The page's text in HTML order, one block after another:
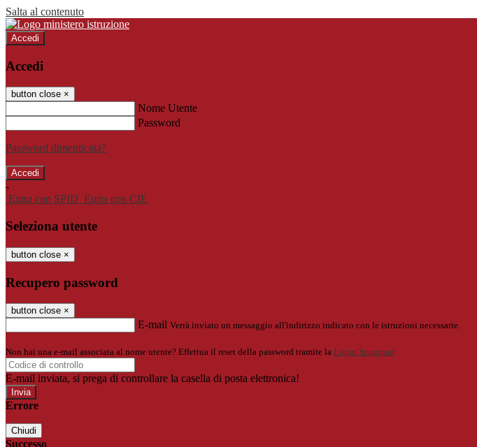
Salta al contenuto
Accedi
Accedi
button close ×
Nome Utente
Password
Password dimenticata?
-
Entra con SPID Entra con CIE
Seleziona utente
button close ×
Recupero password
button close ×
E-mail Verrà inviato un messaggio all'indirizzo indicato con le istruzioni necessarie.
Non hai una e-mail associata al nome utente? Effettua il reset della password tramite la Login Spaggiari
E-mail inviata, si prega di controllare la casella di posta elettronica!
Errore
Chiudi
Successo